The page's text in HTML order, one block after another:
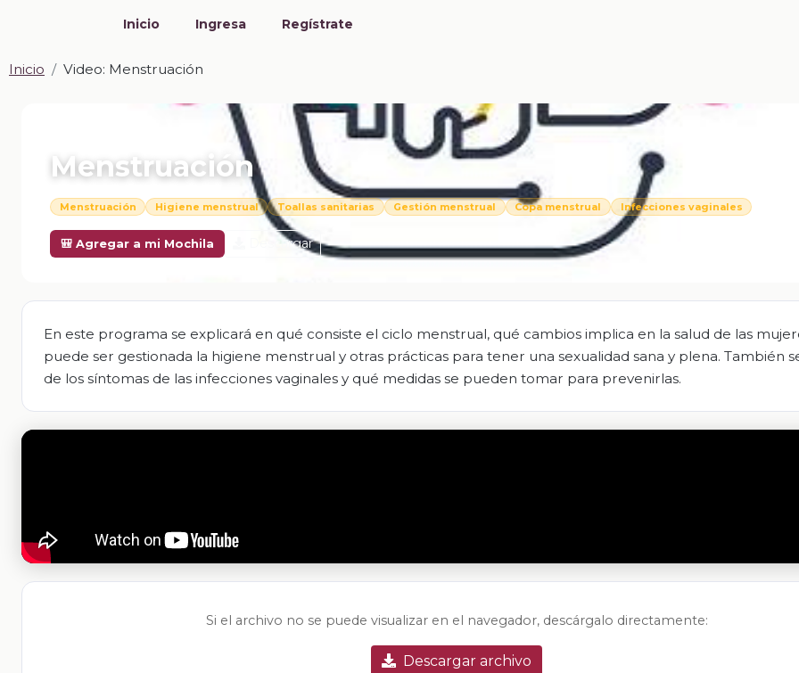
Inicio Ingresa Regístrate
Inicio Video: Menstruación
Menstruación
Menstruación Higiene menstrual Toallas sanitarias Gestión menstrual Copa menstrual Infecciones vaginales
🎒 Agregar a mi Mochila Descargar
En este programa se explicará en qué consiste el ciclo menstrual, qué cambios implica en la salud de las
puede ser gestionada la higiene menstrual y otras prácticas para tener una sexualidad sana y plena. También
de los síntomas de las infecciones vaginales y qué medidas se pueden tomar para prevenirlas.
Si el archivo no se puede visualizar en el navegador, descárgalo directamente:
Descargar archivo